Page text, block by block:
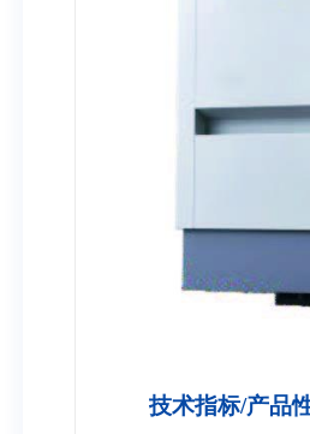
技术指标/产品